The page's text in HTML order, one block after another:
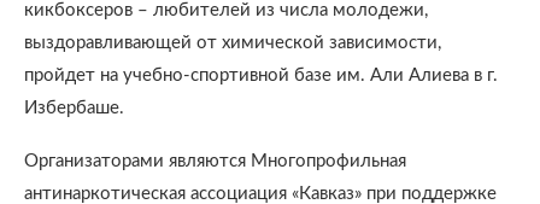
кикбоксеров – любителей из числа молодежи,
выздоравливающей от химической зависимости,
пройдет на учебно-спортивной базе им. Али Алиева в г.
Избербаше.
Организаторами являются Многопрофильная
антинаркотическая ассоциация «Кавказ» при поддержке